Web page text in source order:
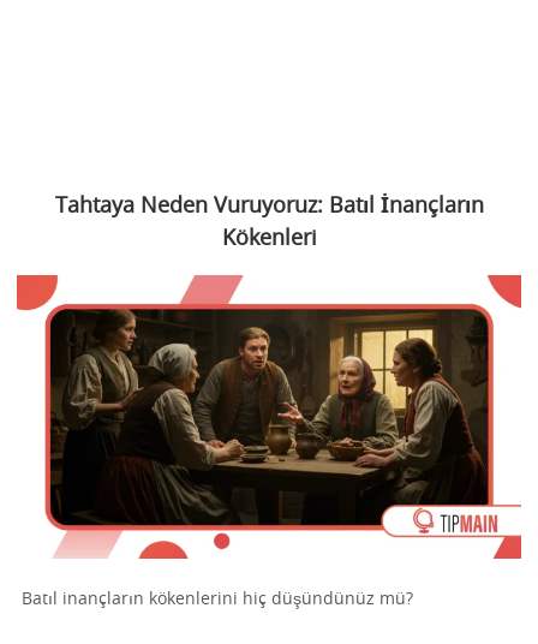
Tahtaya Neden Vuruyoruz: Batıl İnançların
Kökenleri
Batıl inançların kökenlerini hiç düşündünüz mü?